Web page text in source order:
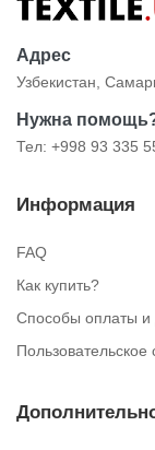
Адрес
Узбекистан,
Нужна
Тел: +998 93 335
Информация
FAQ
Как купить?
Способы оплаты и
Пользовательское